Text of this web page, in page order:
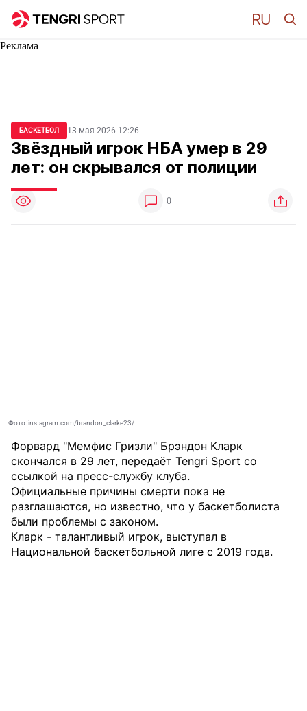
Реклама
БАСКЕТБОЛ 13 мая 2026 12:26
Звёздный игрок НБА умер в 29
лет: он скрывался от полиции
0
Фото: instagram.com/brandon_clarke23/
Форвард "Мемфис Гризли" Брэндон Кларк
скончался в 29 лет, передаёт Tengri Sport со
ссылкой на пресс-службу клуба.
Официальные причины смерти пока не
разглашаются, но известно, что у баскетболиста
были проблемы с законом.
Кларк - талантливый игрок, выступал в
Национальной баскетбольной лиге с 2019 года.